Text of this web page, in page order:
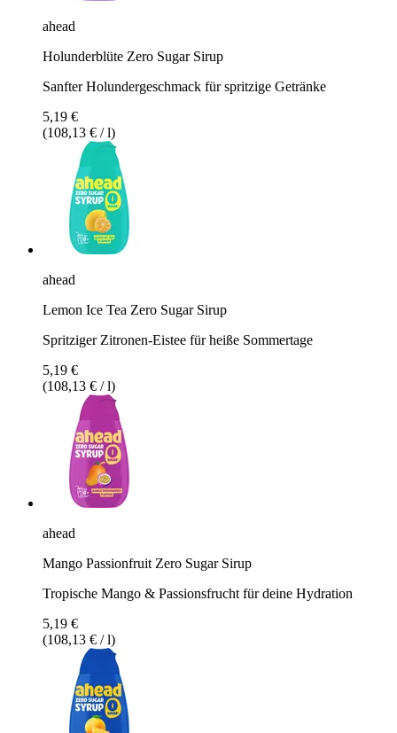
ahead
Holunderblüte Zero Sugar Sirup
Sanfter Holundergeschmack für spritzige Getränke
5,19 €
(108,13 € / l)
ahead
Lemon Ice Tea Zero Sugar Sirup
Spritziger Zitronen-Eistee für heiße Sommertage
5,19 €
(108,13 € / l)
ahead
Mango Passionfruit Zero Sugar Sirup
Tropische Mango & Passionsfrucht für deine Hydration
5,19 €
(108,13 € / l)